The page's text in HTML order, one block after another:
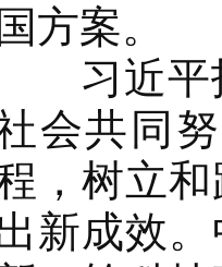
国方案。
习近平指
会共同
，树立
新成效